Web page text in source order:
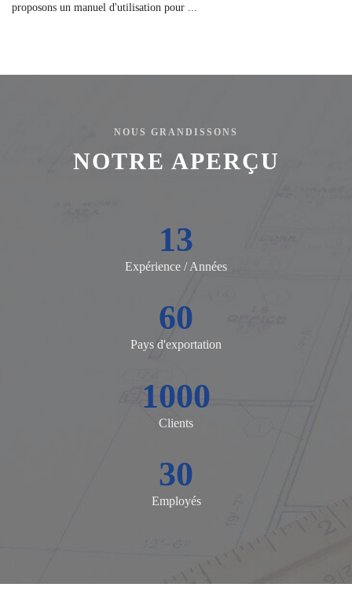
proposons un manuel d'utilisation pour ...
NOUS GRANDISSONS
NOTRE APERÇU
13
Expérience / Années
60
Pays d'exportation
1000
Clients
30
Employés